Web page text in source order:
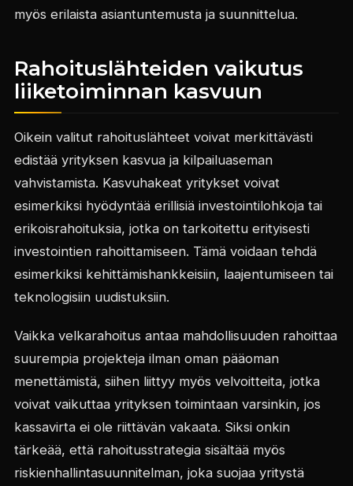
myös erilaista asiantuntemusta ja suunnittelua.
Rahoituslähteiden vaikutus
liiketoiminnan kasvuun
Oikein valitut rahoituslähteet voivat merkittävästi
edistää yrityksen kasvua ja kilpailuaseman
vahvistamista. Kasvuhakeat yritykset voivat
esimerkiksi hyödyntää erillisiä investointilohkoja tai
erikoisrahoituksia, jotka on tarkoitettu erityisesti
investointien rahoittamiseen. Tämä voidaan tehdä
esimerkiksi kehittämishankkeisiin, laajentumiseen tai
teknologisiin uudistuksiin.
Vaikka velkarahoitus antaa mahdollisuuden rahoittaa
suurempia projekteja ilman oman pääoman
menettämistä, siihen liittyy myös velvoitteita, jotka
voivat vaikuttaa yrityksen toimintaan varsinkin, jos
kassavirta ei ole riittävän vakaata. Siksi onkin
tärkeää, että rahoitusstrategia sisältää myös
riskienhallintasuunnitelman, joka suojaa yritystä